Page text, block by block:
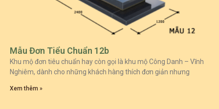
Mẫu Đơn Tiểu Chuẩn 12b
Khu mộ đơn tiêu chuẩn hay còn gọi là khu mộ Công Danh – Vĩnh
Nghiêm, dành cho những khách hàng thích đơn giản nhưng
Xem thêm »